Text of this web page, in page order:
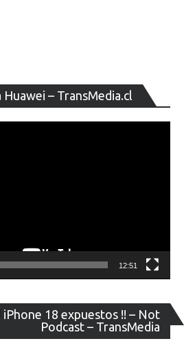
Huawei – TransMedia.cl
de
12:51
18 expuestos !! – Not
Podcast – TransMedia
de